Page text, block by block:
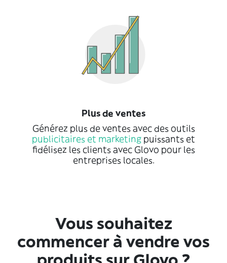
Plus de ventes
Générez plus de ventes avec des outils
publicitaires et marketing puissants et
fidélisez les clients avec Glovo pour les
entreprises locales.
Vous souhaitez
commencer à vendre vos